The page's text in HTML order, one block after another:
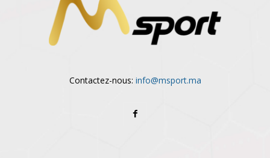
Contactez-nous: info@msport.ma